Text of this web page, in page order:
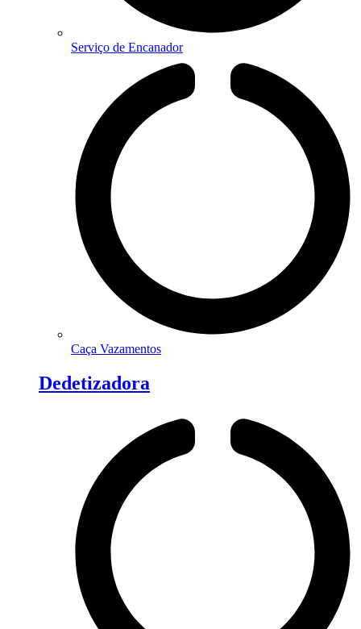
Serviço de Encanador
Caça Vazamentos
Dedetizadora